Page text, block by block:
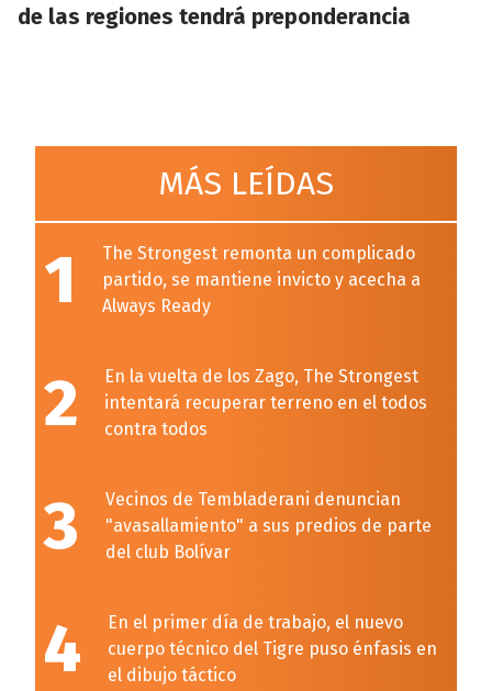
de las regiones tendrá preponderancia
MÁS LEÍDAS
1
The Strongest remonta un complicado
partido, se mantiene invicto y acecha a
Always Ready
2
En la vuelta de los Zago, The Strongest
intentará recuperar terreno en el todos
contra todos
3
Vecinos de Tembladerani denuncian
"avasallamiento" a sus predios de parte
del club Bolívar
4
En el primer día de trabajo, el nuevo
cuerpo técnico del Tigre puso énfasis en
el dibujo táctico